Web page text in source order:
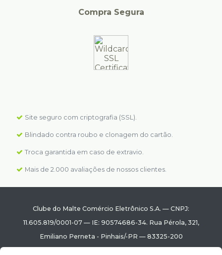
Compra Segura
Site seguro com criptografia (SSL).
Blindado contra roubo e clonagem do cartão.
Troca garantida em caso de extravio.
Mais de 2.000 avaliações de nossos clientes.
Clube do Malte Comércio Eletrônico S.A. — CNPJ:
11.605.819/0001-07— IE: 90574686-34. Rua Pérola, 321,
Emiliano Perneta - Pinhais/-PR — 83325-200